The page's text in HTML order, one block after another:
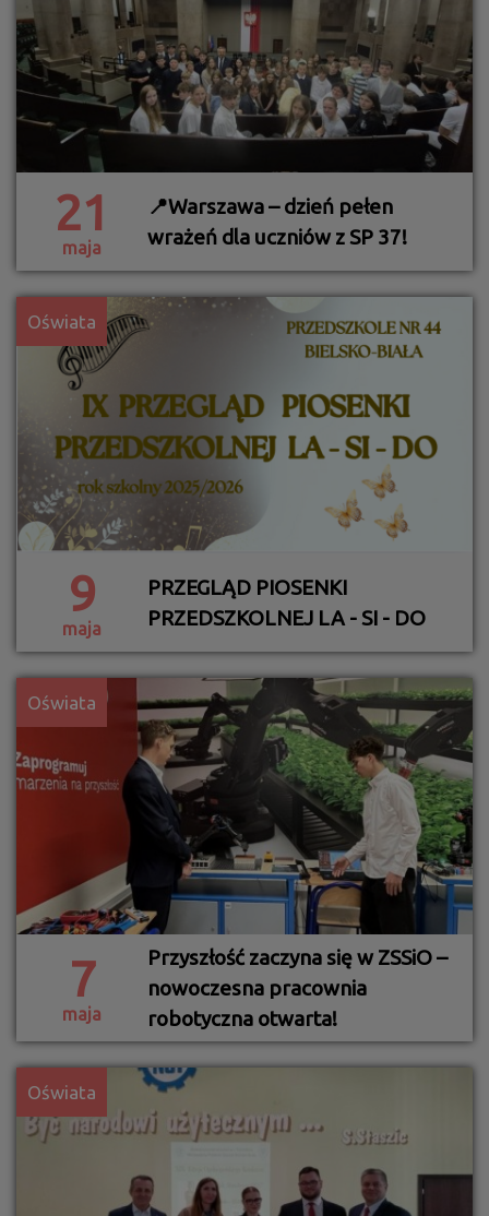
21
maja
📍Warszawa – dzień pełen
wrażeń dla uczniów z SP 37!
9
maja
PRZEGLĄD PIOSENKI
PRZEDSZKOLNEJ LA - SI - DO
Oświata
7
maja
Przyszłość zaczyna się w ZSSiO –
nowoczesna pracownia
robotyczna otwarta!
Oświata
Oświata